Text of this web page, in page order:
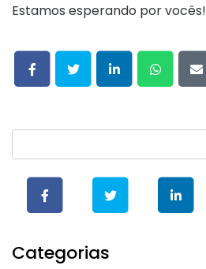
Estamos esperando por vocês!
Categorias